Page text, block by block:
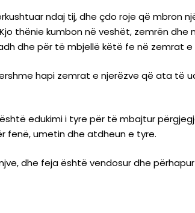
ndaj tij, dhe çdo roje që mbron
dhe për të mbjellë këtë fe në zemrat e
hapi zemrat e njerëzve që ata të
edukimi i tyre për të mbajtur
fenë, umetin dhe atdheun e tyre.
dhe feja është vendosur dhe përhapur